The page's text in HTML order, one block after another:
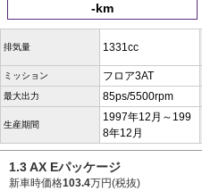
-km
排気量 1331cc
ミッション フロア3AT
最大出力 85ps/5500rpm
生産期間
1997年12月～199
8年12月
1.3 AX Eパッケージ
新車時価格103.4万円(税抜)